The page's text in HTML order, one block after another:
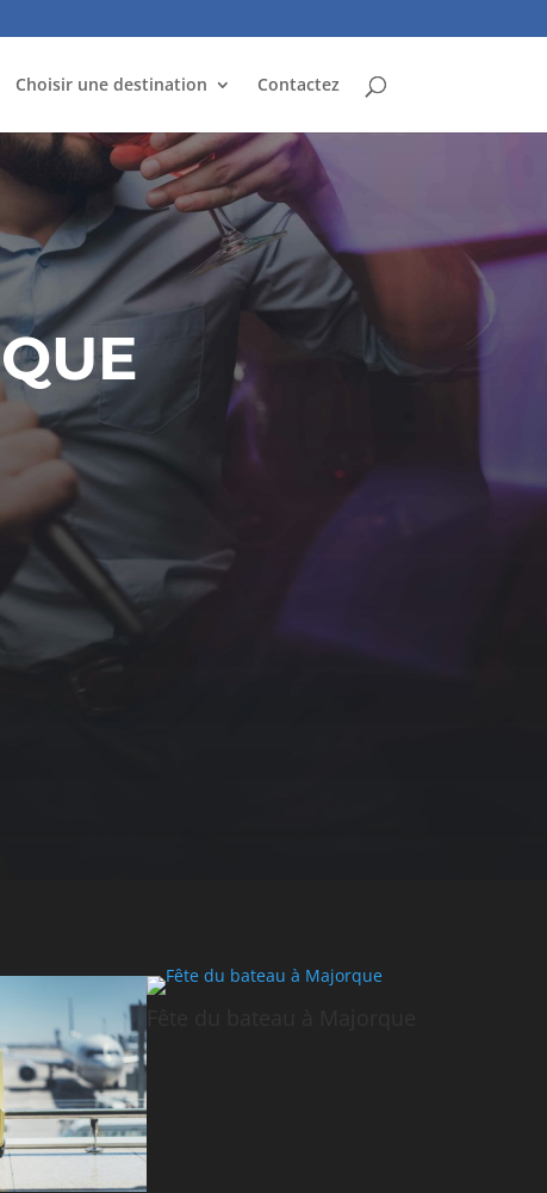
Choisir une destination Contactez